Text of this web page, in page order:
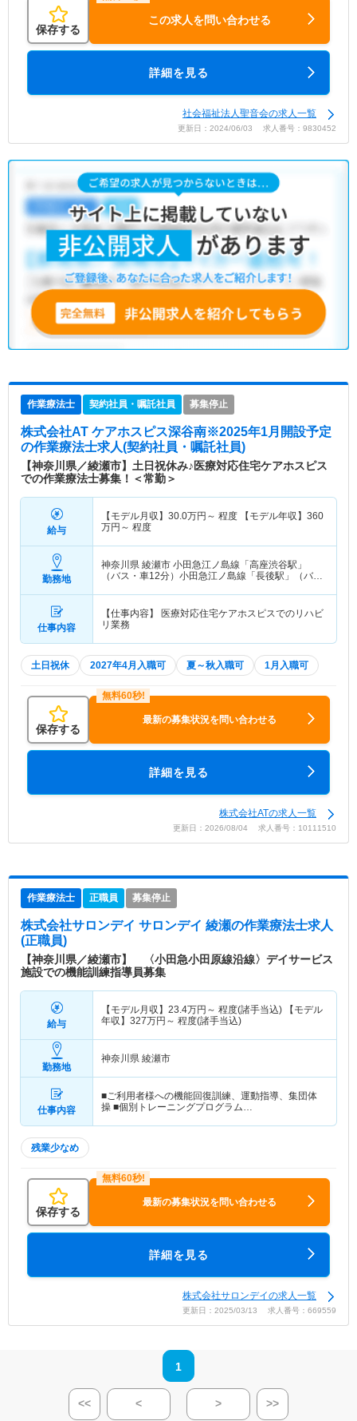
保存する
この求人を問い合わせる
詳細を見る
社会福祉法人聖音会の求人一覧
更新日：2024/06/03 求人番号：9830452
作業療法士 契約社員・嘱託社員 募集停止
株式会社AT ケアホスピス深谷南※2025年1月開設予定
の作業療法士求人(契約社員・嘱託社員)
【神奈川県／綾瀬市】土日祝休み♪医療対応住宅ケアホスピス
での作業療法士募集！＜常勤＞
給与
【モデル月収】 30.0万円～ 程度 【モデル年収】 360
万円～ 程度
勤務地
神奈川県 綾瀬市 小田急江ノ島線「高座渋谷駅」
（バス・車12分）小田急江ノ島線「長後駅」（バ
仕事内容
【仕事内容】 医療対応住宅ケアホスピスでのリハビ
リ業務
土日祝休 2027年4月入職可 夏～秋入職可 1月入職可
保存する
最新の募集状況を問い合わせる
詳細を見る
株式会社ATの求人一覧
更新日：2026/08/04 求人番号：10111510
作業療法士 正職員 募集停止
株式会社サロンデイ サロンデイ 綾瀬の作業療法士求人
(正職員)
【神奈川県／綾瀬市】 〈小田急小田原線沿線〉デイサービス
施設での機能訓練指導員募集
給与
【モデル月収】 23.4万円～ 程度(諸手当込) 【モデル
年収】 327万円～ 程度(諸手当込)
勤務地
神奈川県 綾瀬市
仕事内容
■ご利用者様への機能回復訓練、運動指導、集団体
操 ■個別トレーニングプログラム…
残業少なめ
保存する
最新の募集状況を問い合わせる
詳細を見る
株式会社サロンデイの求人一覧
更新日：2025/03/13 求人番号：669559
1
<< < > >>